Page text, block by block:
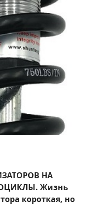
НА
Жизнь
короткая, но